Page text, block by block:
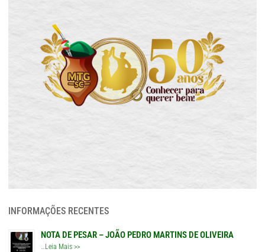
INFORMAÇÕES RECENTES
NOTA DE PESAR – JOÃO PEDRO MARTINS DE OLIVEIRA
…Leia Mais >>